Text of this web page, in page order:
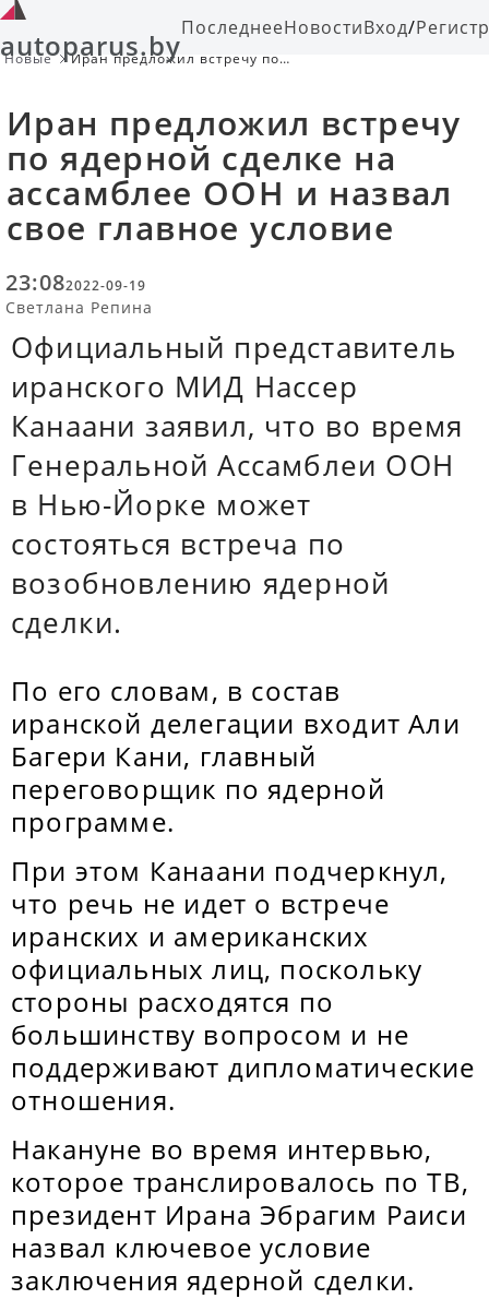
autoparus.byПоследнееНовостиВход/
Новые
Иран предложил встречу по
Иран предложил встречу
по ядерной сделке на
ассамблее ООН и назвал
свое главное условие
23:082022-09-19
Светлана Репина
Официальный представитель
иранского МИД Нассер
Канаани заявил, что во время
Генеральной Ассамблеи ООН
в Нью-Йорке может
состояться встреча по
возобновлению ядерной
сделки.
По его словам, в состав
иранской делегации входит Али
Багери Кани, главный
переговорщик по ядерной
программе.
При этом Канаани подчеркнул,
что речь не идет о встрече
иранских и американских
официальных лиц, поскольку
стороны расходятся по
большинству вопросом и не
поддерживают дипломатические
отношения.
Накануне во время интервью,
которое транслировалось по ТВ,
президент Ирана Эбрагим Раиси
назвал ключевое условие
заключения ядерной сделки.